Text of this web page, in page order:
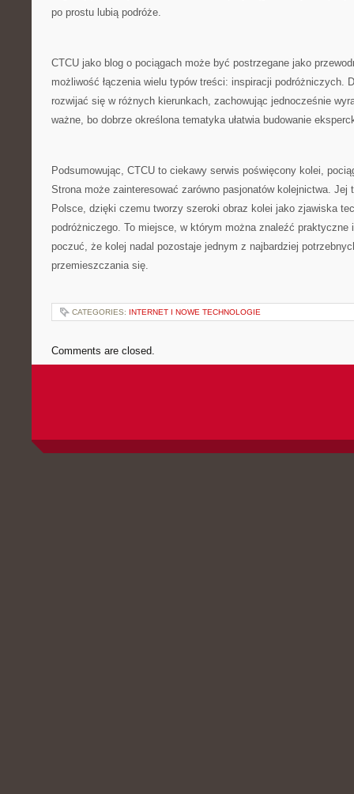
po prostu lubią podróże.
CTCU jako blog o pociągach może być postrzegane jako
możliwość łączenia wielu typów treści: inspiracji podróżniczych.
rozwijać się w różnych kierunkach, zachowując jednocześnie
ważne, bo dobrze określona tematyka ułatwia budowanie
Podsumowując, CTCU to ciekawy serwis poświęcony kolei,
Strona może zainteresować zarówno pasjonatów kolejnictwa. Jej
Polsce, dzięki czemu tworzy szeroki obraz kolei jako zjawiska
podróżniczego. To miejsce, w którym można znaleźć praktyczne
poczuć, że kolej nadal pozostaje jednym z najbardziej
przemieszczania się.
CATEGORIES: INTERNET I NOWE TECHNOLOGIE
Comments are closed.